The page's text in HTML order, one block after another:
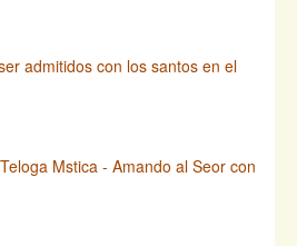
admitidos con los santos en el
Mstica - Amando al Seor con